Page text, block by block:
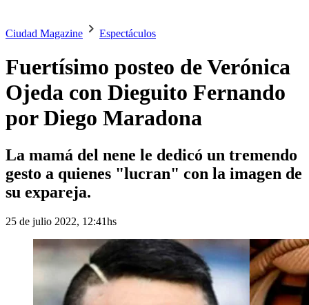
Ciudad Magazine Espectáculos
Fuertísimo posteo de Verónica
Ojeda con Dieguito Fernando
por Diego Maradona
La mamá del nene le dedicó un tremendo
gesto a quienes "lucran" con la imagen de
su expareja.
25 de julio 2022, 12:41hs